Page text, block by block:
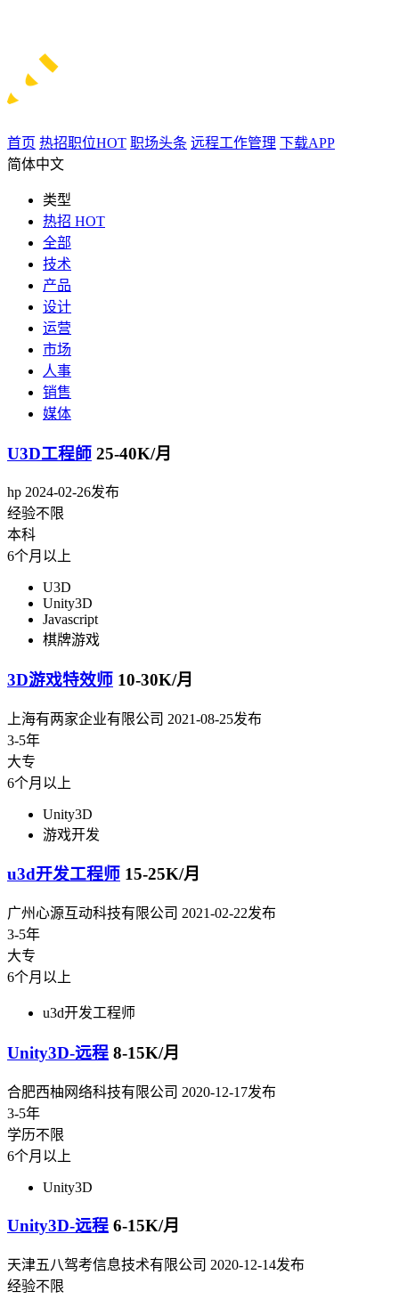
首页 热招职位HOT 职场头条 远程工作管理 下载APP
简体中文
类型
热招 HOT
全部
技术
产品
设计
运营
市场
人事
销售
媒体
U3D工程師 25-40K/月
hp 2024-02-26发布
经验不限
本科
6个月以上
U3D
Unity3D
Javascript
棋牌游戏
3D游戏特效师 10-30K/月
上海有两家企业有限公司 2021-08-25发布
3-5年
大专
6个月以上
Unity3D
游戏开发
u3d开发工程师 15-25K/月
广州心源互动科技有限公司 2021-02-22发布
3-5年
大专
6个月以上
u3d开发工程师
Unity3D-远程 8-15K/月
合肥西柚网络科技有限公司 2020-12-17发布
3-5年
学历不限
6个月以上
Unity3D
Unity3D-远程 6-15K/月
天津五八驾考信息技术有限公司 2020-12-14发布
经验不限